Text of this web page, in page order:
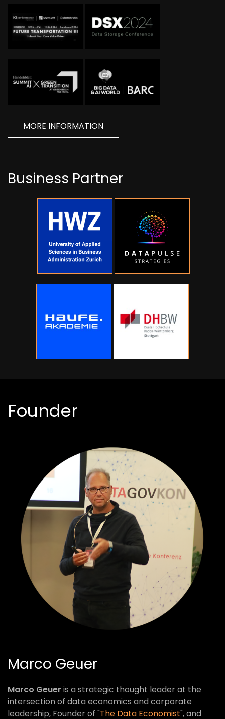
MORE INFORMATION
Business Partner
Founder
Marco Geuer
Marco Geuer is a strategic thought leader at the
intersection of data economics and corporate
leadership, Founder of "The Data Economist", and